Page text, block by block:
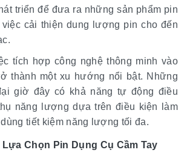
triển để đưa ra những sản phẩm pin
cải thiện dung lượng pin cho đến
tích hợp công nghệ thông minh vào
thành một xu hướng nổi bật. Những
giờ đây có khả năng tự động điều
năng lượng dựa trên điều kiện làm
tiết kiệm năng lượng tối đa.
Chọn Pin Dụng Cụ Cầm Tay